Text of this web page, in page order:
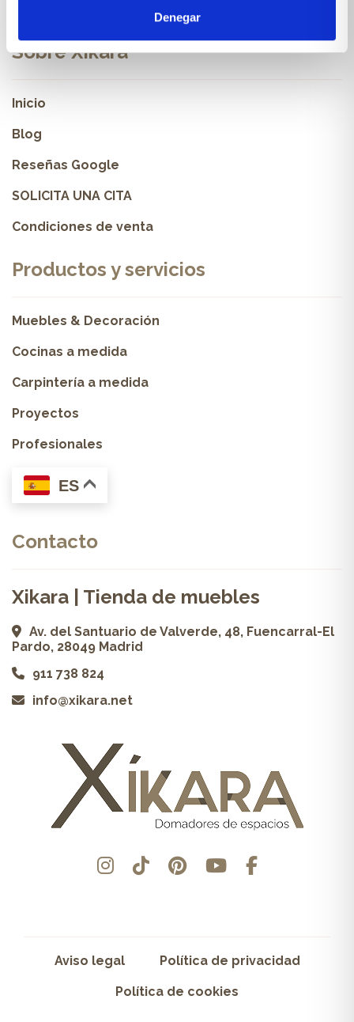
Denegar
Sobre Xíkara
Inicio
Blog
Reseñas Google
SOLICITA UNA CITA
Condiciones de venta
Productos y servicios
Muebles & Decoración
Cocinas a medida
Carpintería a medida
Proyectos
Profesionales
ES
Contacto
Xikara | Tienda de muebles
Av. del Santuario de Valverde, 48, Fuencarral-El
Pardo, 28049 Madrid
911 738 824
info@xikara.net
Aviso legal Política de privacidad
Política de cookies